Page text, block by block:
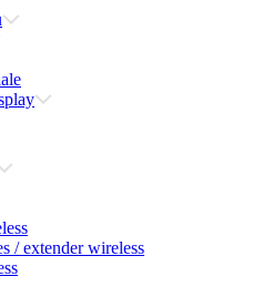
/ extender wireless